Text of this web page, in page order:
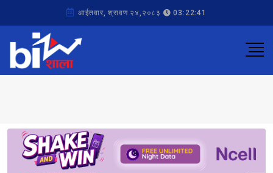
आईतवार, श्रावण २४,२०८३ 03:22:41